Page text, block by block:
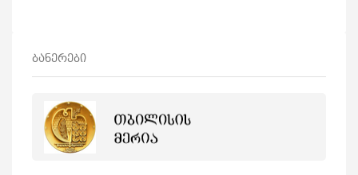
ბანერები